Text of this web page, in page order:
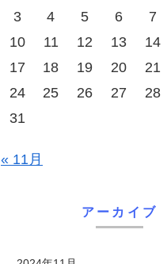
3
4 5 6 7
10
11 12 13 14
17
18 19 20 21
24
25 26 27 28
31
« 11月
アーカイブ